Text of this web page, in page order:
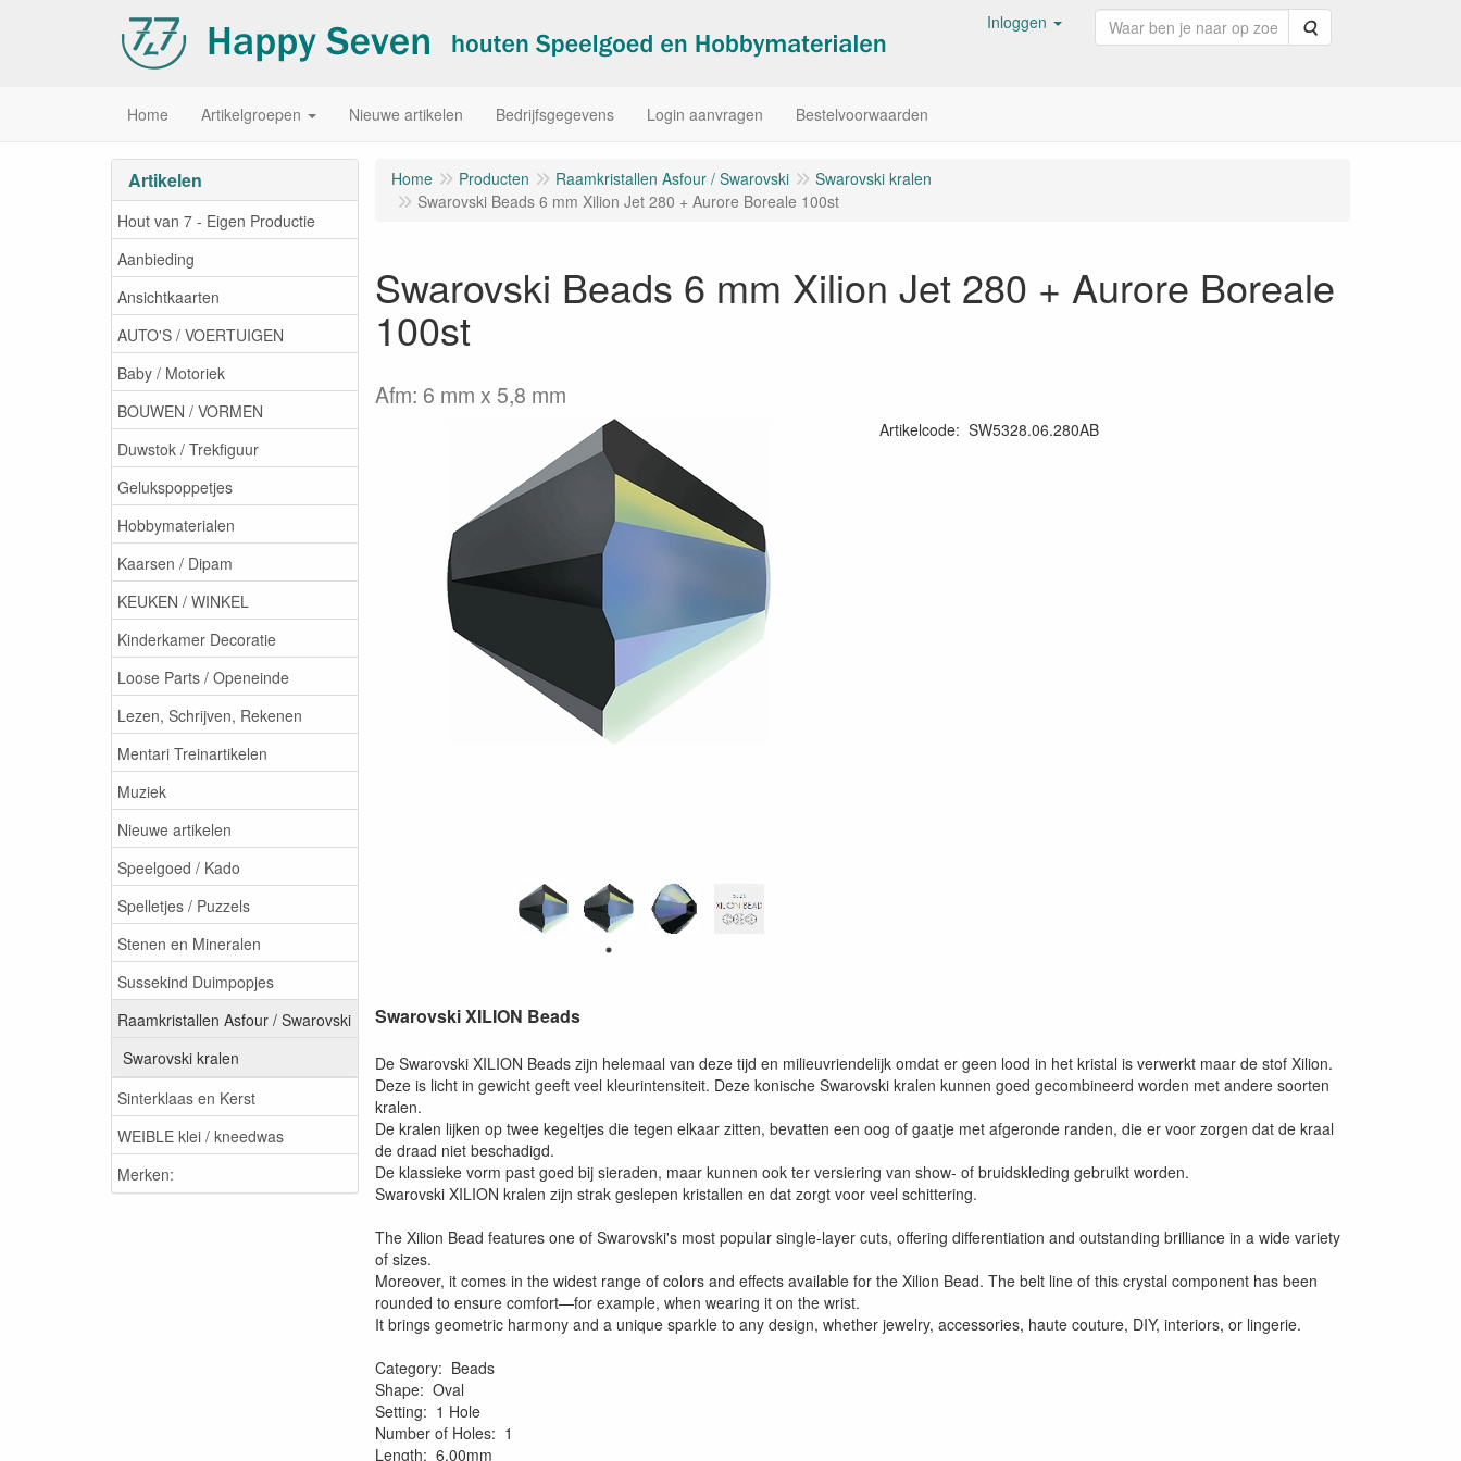
Inloggen Zoeken
Home Artikelgroepen Nieuwe artikelen Bedrijfsgegevens Login aanvragen Bestelvoorwaarden
Artikelen
Hout van 7 - Eigen Productie
Aanbieding
Ansichtkaarten
AUTO'S / VOERTUIGEN
Baby / Motoriek
BOUWEN / VORMEN
Duwstok / Trekfiguur
Gelukspoppetjes
Hobbymaterialen
Kaarsen / Dipam
KEUKEN / WINKEL
Kinderkamer Decoratie
Loose Parts / Openeinde
Lezen, Schrijven, Rekenen
Mentari Treinartikelen
Muziek
Nieuwe artikelen
Speelgoed / Kado
Spelletjes / Puzzels
Stenen en Mineralen
Sussekind Duimpopjes
Raamkristallen Asfour / Swarovski
Swarovski kralen
Sinterklaas en Kerst
WEIBLE klei / kneedwas
Merken:
Home Producten Raamkristallen Asfour / Swarovski
Swarovski kralen
Swarovski Beads 6 mm Xilion Jet 280 + Aurore Boreale 100st
Swarovski Beads 6 mm Xilion Jet 280 + Aurore Boreale
100st
Afm: 6 mm x 5,8 mm
Artikelcode: SW5328.06.280AB
Swarovski XILION Beads
De Swarovski XILION Beads zijn helemaal van deze tijd en milieuvriendelijk omdat er geen lood in het kristal is verwerkt maar de stof Xilion.
Deze is licht in gewicht geeft veel kleurintensiteit. Deze konische Swarovski kralen kunnen goed gecombineerd worden met andere soorten
kralen.
De kralen lijken op twee kegeltjes die tegen elkaar zitten, bevatten een oog of gaatje met afgeronde randen, die er voor zorgen dat de kraal
de draad niet beschadigd.
De klassieke vorm past goed bij sieraden, maar kunnen ook ter versiering van show- of bruidskleding gebruikt worden.
Swarovski XILION kralen zijn strak geslepen kristallen en dat zorgt voor veel schittering.
The Xilion Bead features one of Swarovski's most popular single-layer cuts, offering differentiation and outstanding brilliance in a wide variety
of sizes.
Moreover, it comes in the widest range of colors and effects available for the Xilion Bead. The belt line of this crystal component has been
rounded to ensure comfort—for example, when wearing it on the wrist.
It brings geometric harmony and a unique sparkle to any design, whether jewelry, accessories, haute couture, DIY, interiors, or lingerie.
Category: Beads
Shape: Oval
Setting: 1 Hole
Number of Holes: 1
Length: 6.00mm